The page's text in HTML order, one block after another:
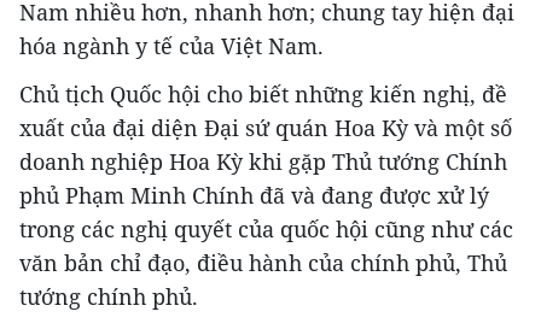
Nam nhiều hơn, nhanh hơn; chung tay hiện đại
hóa ngành y tế của Việt Nam.
Chủ tịch Quốc hội cho biết những kiến nghị, đề
xuất của đại diện Đại sứ quán Hoa Kỳ và một số
doanh nghiệp Hoa Kỳ khi gặp Thủ tướng Chính
phủ Phạm Minh Chính đã và đang được xử lý
trong các nghị quyết của quốc hội cũng như các
văn bản chỉ đạo, điều hành của chính phủ, Thủ
tướng chính phủ.